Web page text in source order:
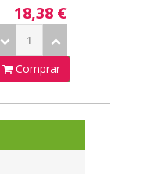
18,38 €
Comprar